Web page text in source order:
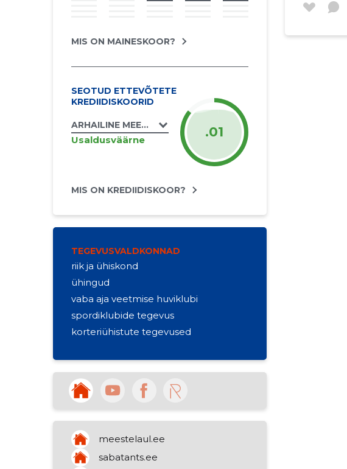
MIS ON MAINESKOOR?
SEOTUD ETTEVÕTETE
KREDIIDISKOORID
ARHAILINE MEESTELAUL MTÜ
Usaldusväärne .01
MIS ON KREDIIDISKOOR?
TEGEVUSVALDKONNAD
riik ja ühiskond
ühingud
vaba aja veetmise huviklubi
spordiklubide tegevus
korteriühistute tegevused
meestelaul.ee
sabatants.ee